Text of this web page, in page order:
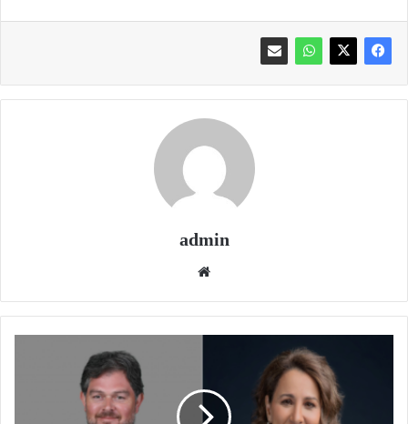
admin
مجموعة
الكويتي